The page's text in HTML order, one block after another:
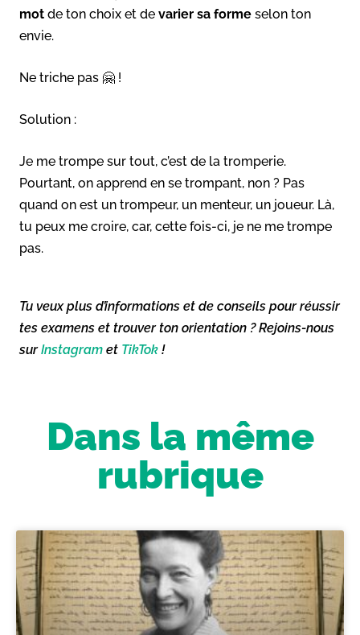
mot de ton choix et de varier sa forme selon ton
envie.
Ne triche pas 🤗 !
Solution :
Je me trompe sur tout, c’est de la tromperie.
Pourtant, on apprend en se trompant, non ? Pas
quand on est un trompeur, un menteur, un joueur. Là,
tu peux me croire, car, cette fois-ci, je ne me trompe
pas.
Tu veux plus d’informations et de conseils pour réussir
tes examens et trouver ton orientation ? Rejoins-nous
surInstagram et TikTok !
Dans la même
rubrique